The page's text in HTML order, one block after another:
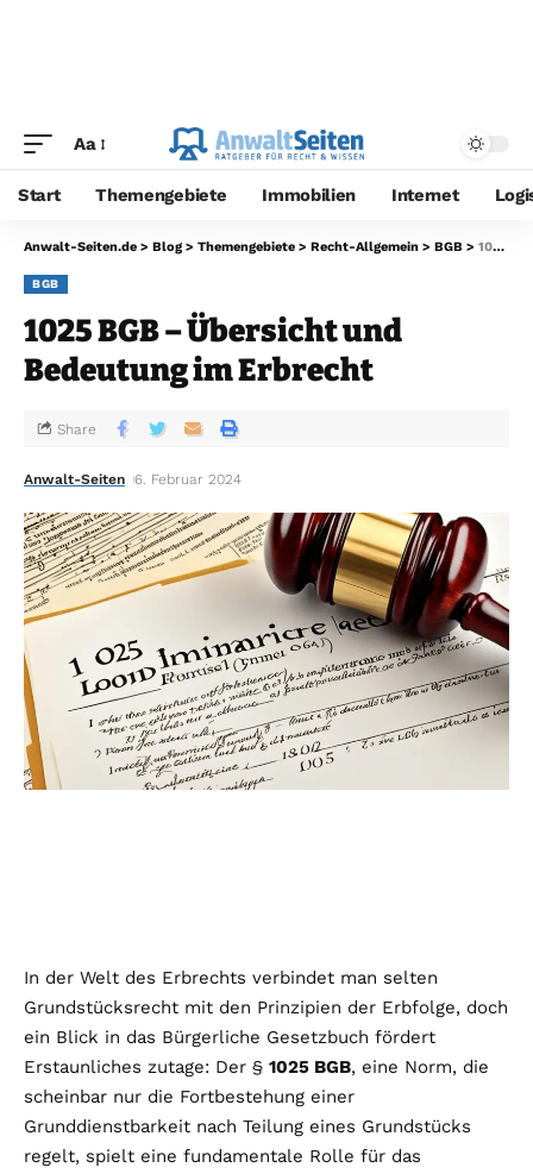
Aa
Start Themengebiete Immobilien Internet
Anwalt-Seiten.de > Blog > Themengebiete > Recht-Allgemein > BGB > 1025 BGB – Übersicht und Bedeutung im Erbrecht
BGB
1025 BGB – Übersicht und
Bedeutung im Erbrecht
Anwalt-Seiten 6. Februar 2024
Share
In der Welt des Erbrechts verbindet man selten
Grundstücksrecht mit den Prinzipien der Erbfolge, doch
ein Blick in das Bürgerliche Gesetzbuch fördert
Erstaunliches zutage: Der § 1025 BGB, eine Norm, die
scheinbar nur die Fortbestehung einer
Grunddienstbarkeit nach Teilung eines Grundstücks
regelt, spielt eine fundamentale Rolle für das